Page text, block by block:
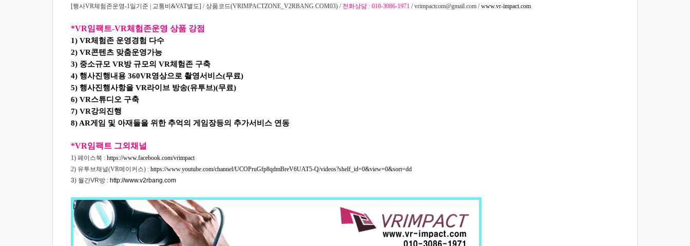
[행사VR체험존운영-1일기준 | 교통비&VAT별도] / 상품코드(VRIMPACTZONE_V2RBANG.COM03) / 전화상담 : 010-3086-1971 / vrimpactcom@gmail.com /www.vr-impact.com
*VR임팩트-VR체험존운영 상품 강점
1) VR체험존 운영경험 다수
2) VR콘텐츠 맞춤운영가능
3) 중소규모 VR방 규모의 VR체험존 구축
4) 행사진행내용 360VR영상으로 촬영서비스(무료)
5) 행사진행사항을 VR라이브 방송(유투브)(무료)
6) VR스튜디오 구축
7) VR강의진행
8) AR게임 및 아재들을 위한 추억의 게임장등의 추가서비스 연동
*VR임팩트 그외채널
1) 페이스북 : https://www.facebook.com/vrimpact
2) 유투브채널(VR메이커스) : https://www.youtube.com/channel/UCOPruGfp8qdmBreV6UAT5-Q/videos?shelf_id=0&view=0&sort=dd
3) 월간VR방 : http://www.v2rbang.com